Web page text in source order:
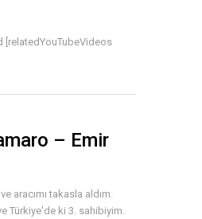
[relatedYouTubeVideos
– Emir
aracımı takasla aldım.
Türkiye'de ki 3. sahibiyim.